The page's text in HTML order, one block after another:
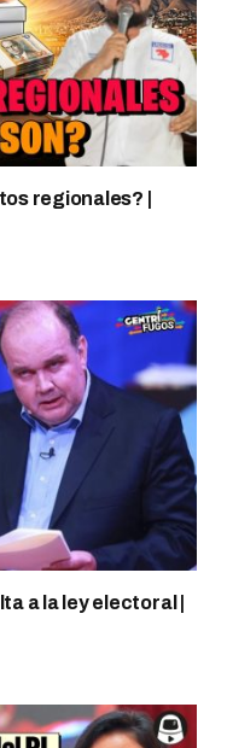
regionales? |
a la ley electoral |